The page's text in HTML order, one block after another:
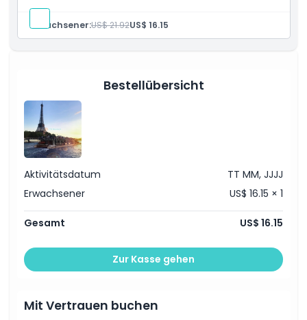
Erwachsener:US$ 21.92US$ 16.15
Bestellübersicht
Aktivitätsdatum
TT MM, JJJJ
Erwachsener
US$ 16.15 × 1
Gesamt US$ 16.15
Zur Kasse gehen
Mit Vertrauen buchen